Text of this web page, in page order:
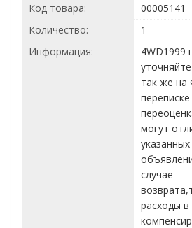
Код товара:
00005141
Количество:
1
Информация:
4WD1999
так же на
могут
указанных
случае
расходы